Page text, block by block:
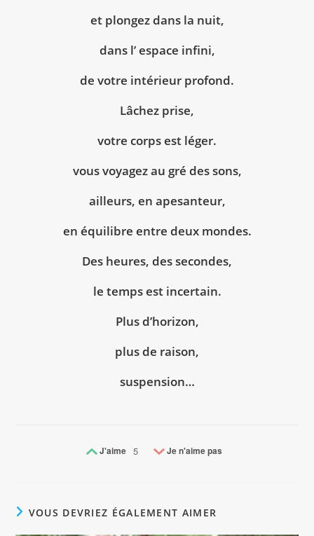
et plongez dans la nuit,
dans l’ espace infini,
de votre intérieur profond.
Lâchez prise,
votre corps est léger.
vous voyagez au gré des sons,
ailleurs, en apesanteur,
en équilibre entre deux mondes.
Des heures, des secondes,
le temps est incertain.
Plus d’horizon,
plus de raison,
suspension…
J'aime 5 Je n'aime pas
VOUS DEVRIEZ ÉGALEMENT AIMER